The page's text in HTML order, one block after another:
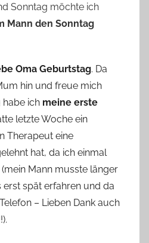
Sonntag möchte ich
Mann den Sonntag
Oma Geburtstag. Da
hin und freue mich
habe ich meine erste
letzte Woche ein
Therapeut eine
hat, da ich einmal
Mann musste länger
spät erfahren und da
– Lieben Dank auch